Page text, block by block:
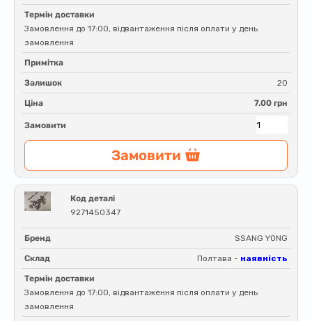
Термін доставки
Замовлення до 17:00, відвантаження після оплати у день
замовлення
Примітка
Залишок 20
Ціна 7.00 грн
Замовити
Замовити
Код деталі
9271450347
Бренд SSANG YONG
Склад Полтава - наявність
Термін доставки
Замовлення до 17:00, відвантаження після оплати у день
замовлення